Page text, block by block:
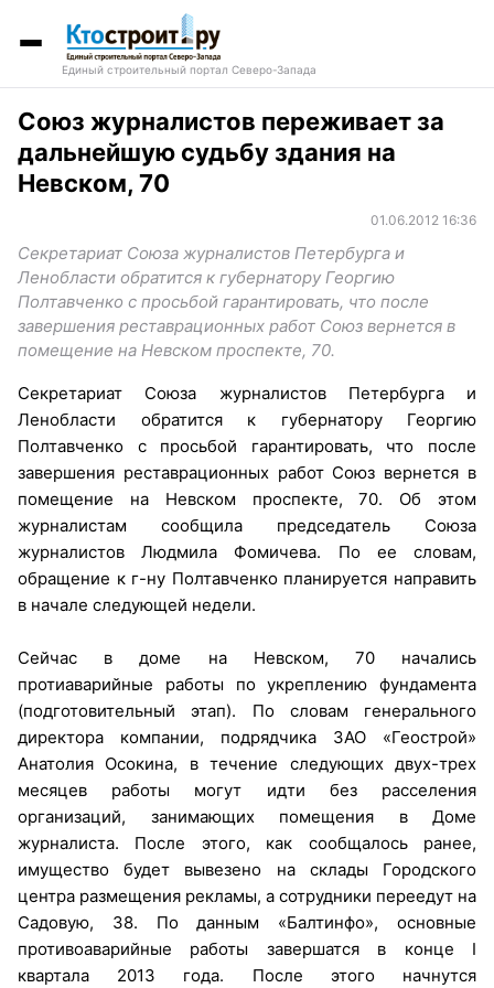
Единый строительный портал Северо-Запада
Союз журналистов переживает за
дальнейшую судьбу здания на
Невском, 70
01.06.2012 16:36
Секретариат Союза журналистов Петербурга и
Ленобласти обратится к губернатору Георгию
Полтавченко с просьбой гарантировать, что после
завершения реставрационных работ Союз вернется в
помещение на Невском проспекте, 70.
Секретариат Союза журналистов Петербурга и
Ленобласти обратится к губернатору Георгию
Полтавченко с просьбой гарантировать, что после
завершения реставрационных работ Союз вернется в
помещение на Невском проспекте, 70. Об этом
журналистам сообщила председатель Союза
журналистов Людмила Фомичева. По ее словам,
обращение к г-ну Полтавченко планируется направить
в начале следующей недели.
Сейчас в доме на Невском, 70 начались
протиаварийные работы по укреплению фундамента
(подготовительный этап). По словам генерального
директора компании, подрядчика ЗАО «Геострой»
Анатолия Осокина, в течение следующих двух-трех
месяцев работы могут идти без расселения
организаций, занимающих помещения в Доме
журналиста. После этого, как сообщалось ранее,
имущество будет вывезено на склады Городского
центра размещения рекламы, а сотрудники переедут на
Садовую, 38. По данным «Балтинфо», основные
противоаварийные работы завершатся в конце I
квартала 2013 года. После этого начнутся